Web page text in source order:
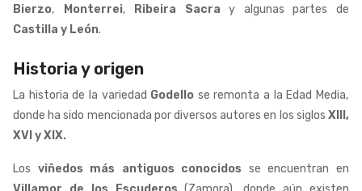
Bierzo, Monterrei, Ribeira Sacra y algunas partes de
Castilla y León.
Historia y origen
La historia de la variedad Godello se remonta a la Edad Media,
donde ha sido mencionada por diversos autores en los siglos XIII,
XVI y XIX.
Los viñedos más antiguos conocidos se encuentran en